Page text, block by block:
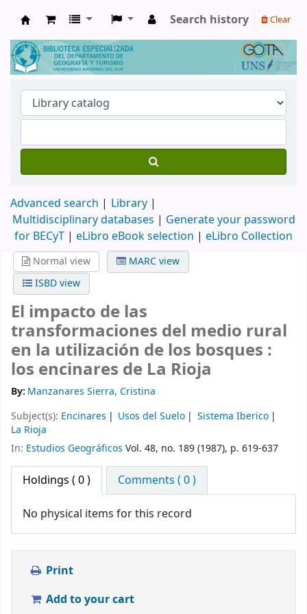
Biblioteca de Geografía y Turismo
Search history Clear
Advanced search
Library
Multidisciplinary databases | Generate your password
for BECyT | eLibro eBook selection | eLibro Collection
Normal view
MARC view
ISBD view
El impacto de las
transformaciones del medio rural
en la utilización de los bosques :
los encinares de La Rioja
By: Manzanares Sierra, Cristina
Subject(s): Encinares Usos del Suelo
Sistema Iberico
La Rioja
In: Estudios Geográficos Vol. 48, no. 189 (1987), p. 619-637
Holdings ( 0 ) Comments ( 0 )
No physical items for this record
Print
Add to your cart